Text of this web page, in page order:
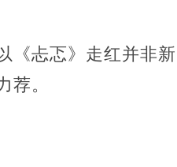
《忐忑》走红并非新
荐。